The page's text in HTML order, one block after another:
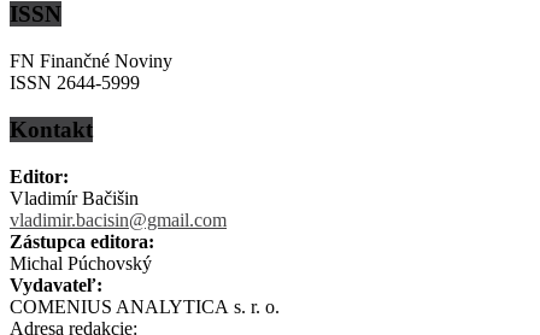
ISSN
FN Finančné Noviny
ISSN 2644-5999
Kontakt
Editor:
Vladimír Bačišin
vladimir.bacisin@gmail.com
Zástupca editora:
Michal Púchovský
Vydavateľ:
COMENIUS ANALYTICA s. r. o.
Adresa redakcie: